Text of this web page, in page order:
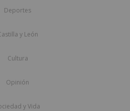
Deportes
y León
Cultura
Opinión
y Vida